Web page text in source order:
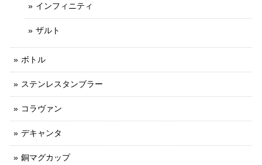
インフィニティ
ザルト
ボトル
ステンレスタンブラー
コラヴァン
デキャンタ
銅マグカップ